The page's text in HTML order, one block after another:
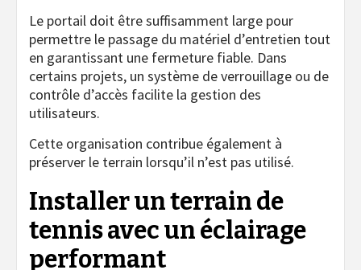
Le portail doit être suffisamment large pour
permettre le passage du matériel d’entretien tout
en garantissant une fermeture fiable. Dans
certains projets, un système de verrouillage ou de
contrôle d’accès facilite la gestion des
utilisateurs.
Cette organisation contribue également à
préserver le terrain lorsqu’il n’est pas utilisé.
Installer un terrain de
tennisavec un éclairage
performant